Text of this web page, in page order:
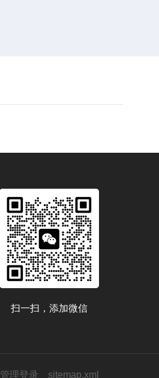
扫一扫，添加微信
管理登录 sitemap.xml